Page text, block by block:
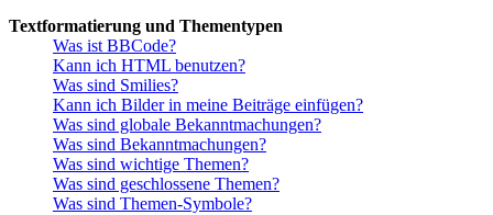
Textformatierung und Thementypen
Was ist BBCode?
Kann ich HTML benutzen?
Was sind Smilies?
Kann ich Bilder in meine Beiträge einfügen?
Was sind globale Bekanntmachungen?
Was sind Bekanntmachungen?
Was sind wichtige Themen?
Was sind geschlossene Themen?
Was sind Themen-Symbole?